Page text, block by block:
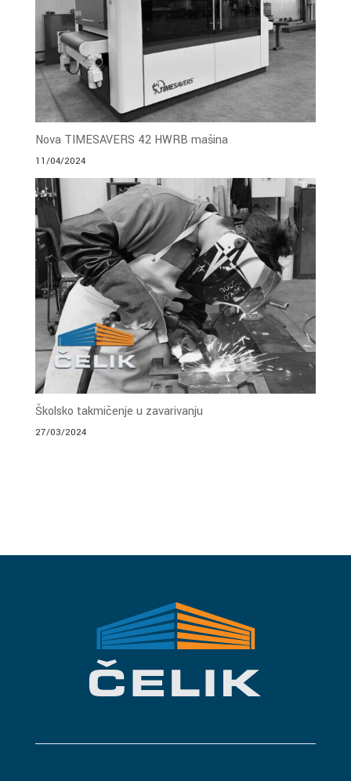
Nova TIMESAVERS 42 HWRB mašina
11/04/2024
Školsko takmičenje u zavarivanju
27/03/2024